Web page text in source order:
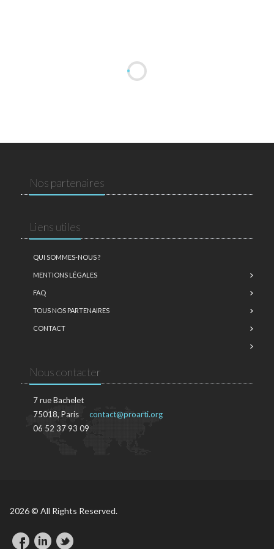
Nos partenaires
Liens utiles
QUI SOMMES-NOUS ?
MENTIONS LÉGALES
FAQ
TOUS NOS PARTENAIRES
CONTACT
Nous contacter
7 rue Bachelet
75018, Paris
06 52 37 93 09
contact@proarti.org
2026 © All Rights Reserved.